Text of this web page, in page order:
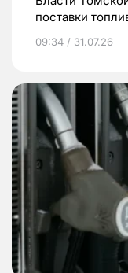
поставки
09:34 / 31.07.26